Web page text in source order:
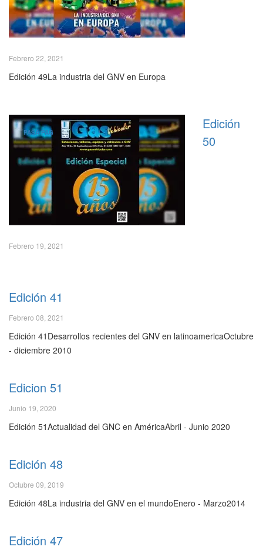
Febrero 22, 2021
Edición 49La industria del GNV en Europa
PASA PAG
Edición
50
Febrero 19, 2021
Edición 41
Febrero 08, 2021
Edición 41Desarrollos recientes del GNV en latinoamericaOctubre
- diciembre 2010
Edicion 51
Junio 19, 2020
Edición 51Actualidad del GNC en AméricaAbril - Junio 2020
Edición 48
Octubre 09, 2019
Edición 48La industria del GNV en el mundoEnero - Marzo2014
Edición 47